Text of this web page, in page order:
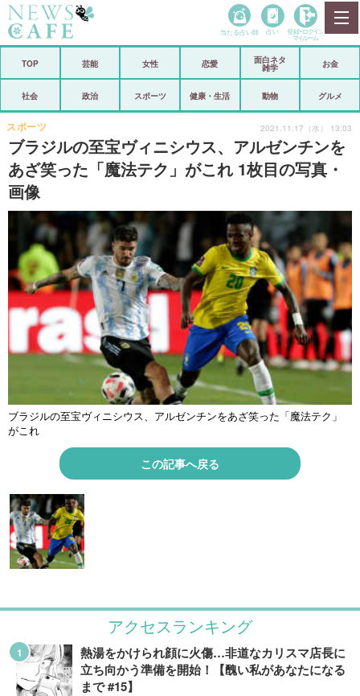
政治
経済
芸能 スポーツ
コメントポスト アリ／ナシ
リリース ショップ
登録・ログイン/マイルーム
当たる占い師 占い 登録• ログイン
マイルーム
TOP 芸能 女性 恋愛
面白ネタ
雑学
お金
社会 政治 スポーツ 健康・生活 動物 グルメ
ブラジルの至宝ヴィニシウス、アルゼンチンを
あざ笑った「魔法テク」がこれ 1枚目の写真・
画像
スポーツ 2021.11.17（水） 13:03
ブラジルの至宝ヴィニシウス、アルゼンチンをあざ笑った「魔法テク」
がこれ
この記事へ戻る
アクセスランキング
熱湯をかけられ顔に火傷…非道なカリスマ店長に
立ち向かう準備を開始！【醜い私があなたになる
まで #15】